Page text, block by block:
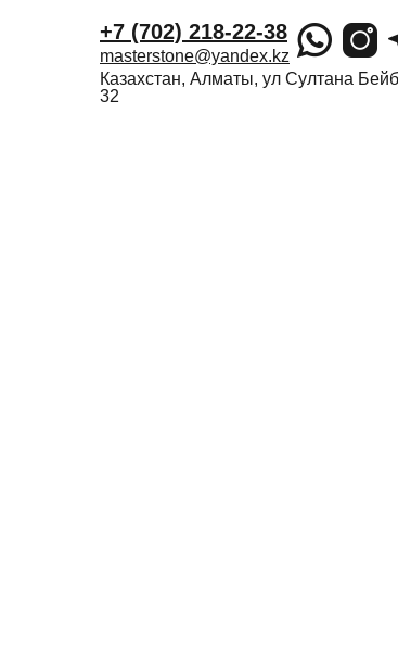
+7 (702) 218-22-38
masterstone@yandex.kz
Казахстан, Алматы, ул Султана
32